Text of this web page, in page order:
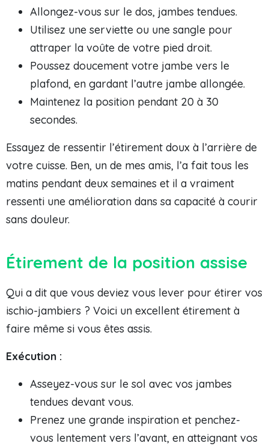
Allongez-vous sur le dos, jambes tendues.
Utilisez une serviette ou une sangle pour
attraper la voûte de votre pied droit.
Poussez doucement votre jambe vers le
plafond, en gardant l’autre jambe allongée.
Maintenez la position pendant 20 à 30
secondes.
Essayez de ressentir l’étirement doux à l’arrière de
votre cuisse. Ben, un de mes amis, l’a fait tous les
matins pendant deux semaines et il a vraiment
ressenti une amélioration dans sa capacité à courir
sans douleur.
Étirement de la position assise
Qui a dit que vous deviez vous lever pour étirer vos
ischio-jambiers ? Voici un excellent étirement à
faire même si vous êtes assis.
Exécution :
Asseyez-vous sur le sol avec vos jambes
tendues devant vous.
Prenez une grande inspiration et penchez-
vous lentement vers l’avant, en atteignant vos